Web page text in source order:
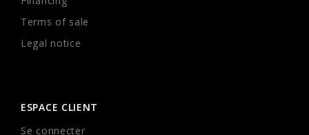
Terms of sale
Legal notice
ESPACE CLIENT
Se connecter